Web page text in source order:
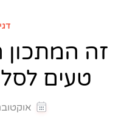
זה המתכון
טעים
אוקטובר 24,